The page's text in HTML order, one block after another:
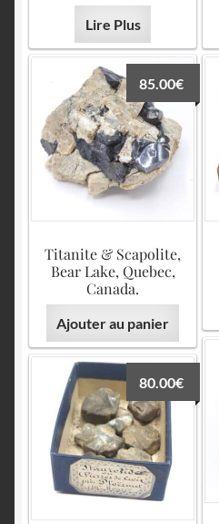
Lire Plus
Titanite & Scapolite,
Bear Lake, Quebec,
Canada.
85.00€
Ajouter au panier
80.00€